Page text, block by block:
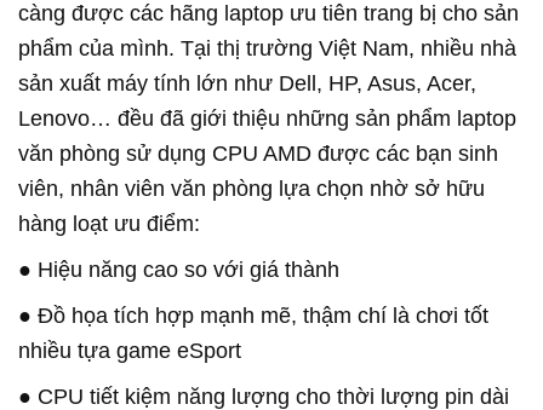
càng được các hãng laptop ưu tiên trang bị cho sản
phẩm của mình. Tại thị trường Việt Nam, nhiều nhà
sản xuất máy tính lớn như Dell, HP, Asus, Acer,
Lenovo… đều đã giới thiệu những sản phẩm laptop
văn phòng sử dụng CPU AMD được các bạn sinh
viên, nhân viên văn phòng lựa chọn nhờ sở hữu
hàng loạt ưu điểm:
● Hiệu năng cao so với giá thành
● Đồ họa tích hợp mạnh mẽ, thậm chí là chơi tốt
nhiều tựa game eSport
● CPU tiết kiệm năng lượng cho thời lượng pin dài